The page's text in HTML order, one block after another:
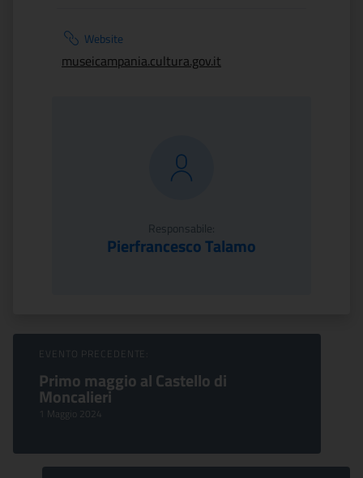
Website
museicampania.cultura.gov.it
Responsabile:
Pierfrancesco Talamo
Sfoglia Eventi
EVENTO PRECEDENTE:
Primo maggio al Castello di
Moncalieri
1 Maggio 2024